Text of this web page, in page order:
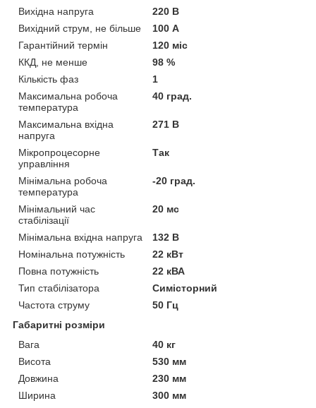
Вихідна напруга
220 В
Вихідний струм, не більше
100 А
Гарантійний термін
120 міс
ККД, не менше
98 %
Кількість фаз
1
Максимальна робоча
температура
40 град.
Максимальна вхідна
напруга
271 В
Мікропроцесорне
управління
Так
Мінімальна робоча
температура
-20 град.
Мінімальний час
стабілізації
20 мс
Мінімальна вхідна напруга
132 В
Номінальна потужність
22 кВт
Повна потужність
22 кВА
Тип стабілізатора
Симісторний
Частота струму
50 Гц
Габаритні розміри
Вага
40 кг
Висота
530 мм
Довжина
230 мм
Ширина
300 мм